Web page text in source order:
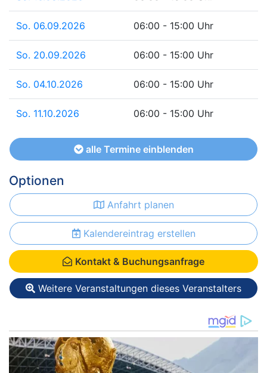
So. 06.09.2026 06:00 - 15:00 Uhr
So. 20.09.2026 06:00 - 15:00 Uhr
So. 04.10.2026 06:00 - 15:00 Uhr
So. 11.10.2026 06:00 - 15:00 Uhr
alle Termine einblenden
Optionen
Anfahrt planen
Kalendereintrag erstellen
Kontakt & Buchungsanfrage
Weitere Veranstaltungen dieses Veranstalters